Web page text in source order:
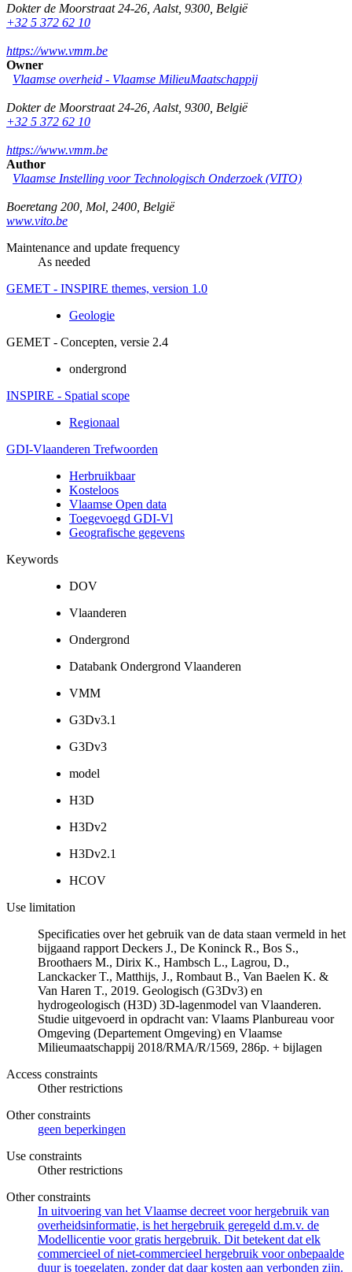
Dokter de Moorstraat 24-26 Aalst, 9300 België
+32 5 372 62 10
https://www.vmm.be
Owner
Vlaamse overheid - Vlaamse MilieuMaatschappij
Dokter de Moorstraat 24-26 Aalst, 9300 België
+32 5 372 62 10
https://www.vmm.be
Author
Vlaamse Instelling voor Technologisch Onderzoek (VITO)
Boeretang 200 Mol 2400 België
www.vito.be
Maintenance and update frequency
As needed
GEMET - INSPIRE themes, version 1.0
Geologie
GEMET - Concepten, versie 2.4
ondergrond
INSPIRE - Spatial scope
Regionaal
GDI-Vlaanderen Trefwoorden
Herbruikbaar
Kosteloos
Vlaamse Open data
Toegevoegd GDI-Vl
Geografische gegevens
Keywords
DOV
Vlaanderen
Ondergrond
Databank Ondergrond Vlaanderen
VMM
G3Dv3.1
G3Dv3
model
H3D
H3Dv2
H3Dv2.1
HCOV
Use limitation
Specificaties over het gebruik van de data staan vermeld in het
bijgaand rapport Deckers J., De Koninck R., Bos S.,
Broothaers M., Dirix K., Hambsch L., Lagrou, D.,
Lanckacker T., Matthijs, J., Rombaut B., Van Baelen K. &
Van Haren T., 2019. Geologisch (G3Dv3) en
hydrogeologisch (H3D) 3D-lagenmodel van Vlaanderen.
Studie uitgevoerd in opdracht van: Vlaams Planbureau voor
Omgeving (Departement Omgeving) en Vlaamse
Milieumaatschappij 2018/RMA/R/1569, 286p. + bijlagen
Access constraints
Other restrictions
Other constraints
geen beperkingen
Use constraints
Other restrictions
Other constraints
In uitvoering van het Vlaamse decreet voor hergebruik van
overheidsinformatie, is het hergebruik geregeld d.m.v. de
Modellicentie voor gratis hergebruik. Dit betekent dat elk
commercieel of niet-commercieel hergebruik voor onbepaalde
duur is toegelaten, zonder dat daar kosten aan verbonden zijn.